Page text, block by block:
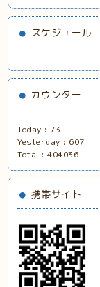
スケジュール
カウンター
Today : 73
Yesterday : 607
Total :404036
携帯サイト